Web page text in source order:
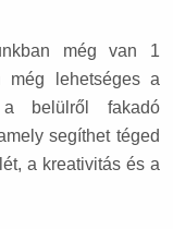
még van 1
még lehetséges a
belülről fakadó
segíthet téged
a kreativitás és a